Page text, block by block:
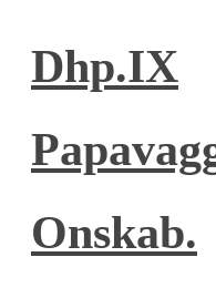
Dhp.IX
Onskab.